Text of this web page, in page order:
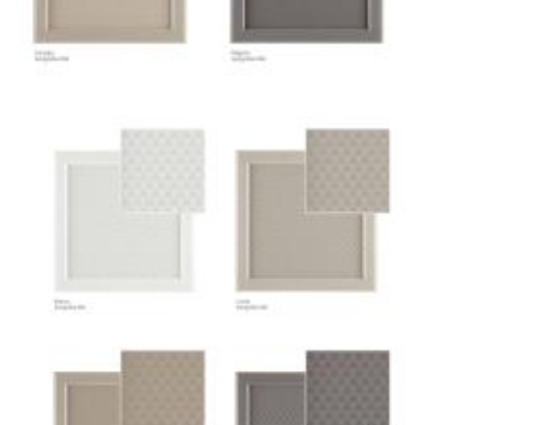
специального оборудования и техники
Подъём на этажи— доставка мебели и
использованием лифтов или монтажных
Распаковка и расстановка— специалисты
указанное место
очистка помещения от тары и упаковки
— осмотр товара на